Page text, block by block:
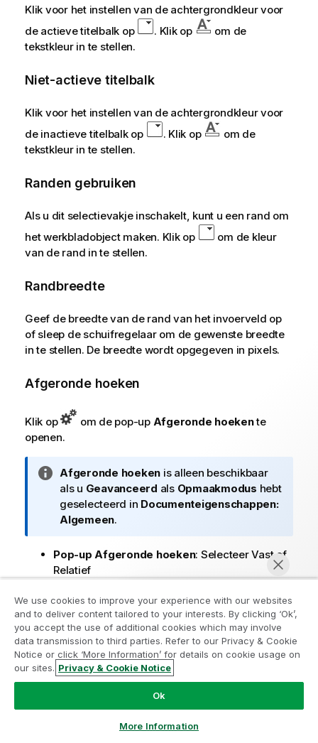
Klik voor het instellen van de achtergrondkleur voor
de actieve titelbalk op
. Klik op
om de
tekstkleur in te stellen.
Niet-actieve titelbalk
Klik voor het instellen van de achtergrondkleur voor
de inactieve titelbalk op
. Klik op
om de
tekstkleur in te stellen.
Randen gebruiken
Als u dit selectievakje inschakelt, kunt u een rand om
het werkbladobject maken. Klik op
om de kleur
van de rand in te stellen.
Randbreedte
Geef de breedte van de rand van het invoerveld op
of sleep de schuifregelaar om de gewenste breedte
in te stellen. De breedte wordt opgegeven in pixels.
Afgeronde hoeken
Klik op om de pop-up Afgeronde hoekente
openen.
I
n
f
o
m
a
t
i
e
Afgeronde hoeken is alleen beschikbaar
als u Geavanceerd als Opmaakmodus hebt
geselecteerd in Documenteigenschappen:
Algemeen.
Pop-up Afgeronde hoeken: Selecteer Vast of
Relatief
afgeronde hoeken en geef aan welke
hoeken moeten worden afgerond.
Selecteer dehoekigheiddoor een
waarde in te voeren.
Schuifbalkbreedte: Geef de breedte van de
rand van het invoerveld op of sleep de
schuifregelaar om de gewenste breedte in te
Deze instelling wordt toegepast op de breedte
Neem deel aan het Analytics
Modernization Program
Moderniseer zonder uw waardevolle QlikView-apps op
het spel te zetten met het Analytics Modernization
Program.
ampquestions@qlik.com
We use cookies to improve your experience with our websites
and to deliver content tailored to your interests. By clicking ‘Ok’,
you accept the use of additional cookies which may involve
data transmission to third parties. Refer to our Privacy & Cookie
Notice or click ‘More Information’ for details on cookie usage on
our sites. Privacy & Cookie Notice
Ok
More Information